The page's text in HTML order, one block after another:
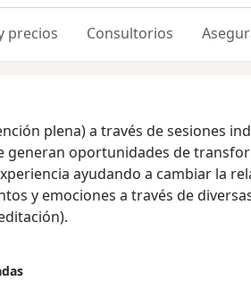
precios Consultorios
plena) a través de sesiones
generan oportunidades de
ayudando a cambiar la
y emociones a través de